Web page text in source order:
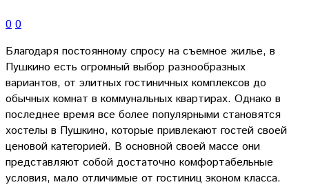
0 0
Благодаря постоянному спросу на съемное жилье, в
Пушкино есть огромный выбор разнообразных
вариантов, от элитных гостиничных комплексов до
обычных комнат в коммунальных квартирах. Однако в
последнее время все более популярными становятся
хостелы в Пушкино, которые привлекают гостей своей
ценовой категорией. В основной своей массе они
представляют собой достаточно комфортабельные
условия, мало отличимые от гостиниц эконом класса.